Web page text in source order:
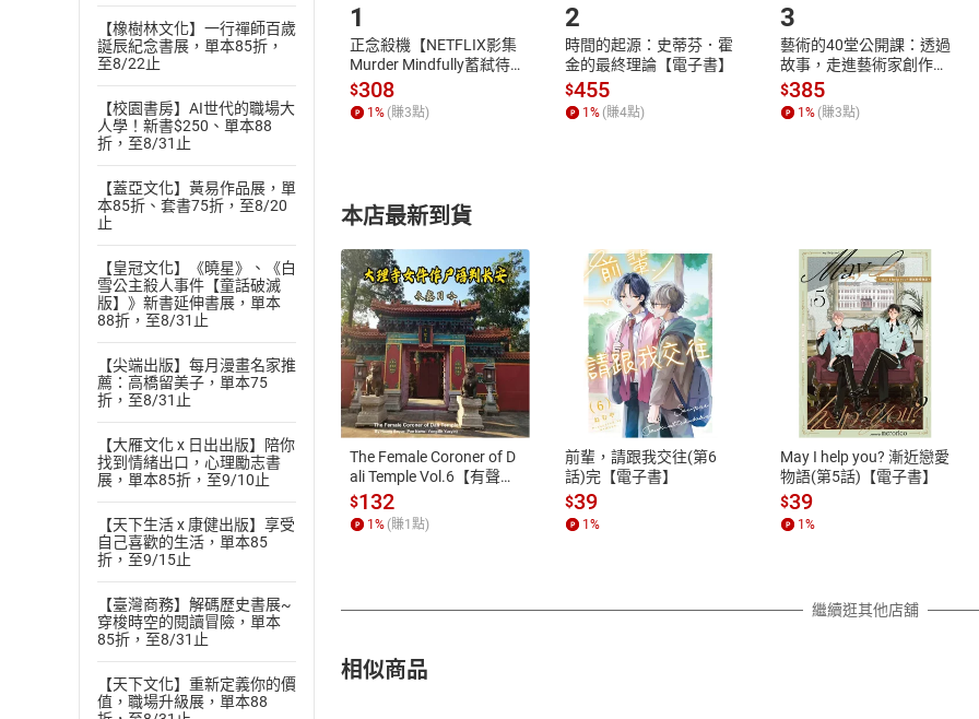
【橡樹林文化】一行禪師百歲
誕辰紀念書展，單本85折，
至8/22止
【校園書房】AI世代的職場大
人學！新書$250、單本88
折，至8/31止
【蓋亞文化】黃易作品展，單
本85折、套書75折，至8/20
止
【皇冠文化】《曉星》、《白
雪公主殺人事件【童話破滅
版】》新書延伸書展，單本
88折，至8/31止
【尖端出版】每月漫畫名家推
薦：高橋留美子，單本75
折，至8/31止
【大雁文化 x 日出出版】陪你
找到情緒出口，心理勵志書
展，單本85折，至9/10止
【天下生活 x 康健出版】享受
自己喜歡的生活，單本85
折，至9/15止
【臺灣商務】解碼歷史書展~
穿梭時空的閱讀冒險，單本
85折，至8/31止
【天下文化】重新定義你的價
值，職場升級展，單本88
付款方式
ATM轉帳、信用卡、LINE PAY、AFTEE
退換貨規範
本店是否提供消費者保護法七日猶
之權利，遽消費者保護法及通訊交
除權合理例外情事適用準則，依商
質各有不同規定。詳細退換貨說明
照各商品說明。
1
正念殺機【NETFLIX影集
Murder Mindfully蓄弒待
發】【電子書】
$308
1 % (賺3點)
2
時間的起源：史蒂芬．霍
金的最終理論【電子書】
$455
1 % (賺4點)
3
藝術的40堂公開課：透過
故事，走進藝術家創作現
場，看藝術如何誕生、如
何形塑人類生活【電子
書】
$385
1 % (賺3點)
本店最新到貨
The Female Coroner of D
ali Temple Vol.6【有聲
書】
$132
1 % (賺1 點)
前輩，請跟我交往(第6
話)完【電子書】
$39
1 %
May I help you? 漸近戀愛
物語(第5話)【電子書】
$39
1 %
繼續逛其他店舖
相似商品